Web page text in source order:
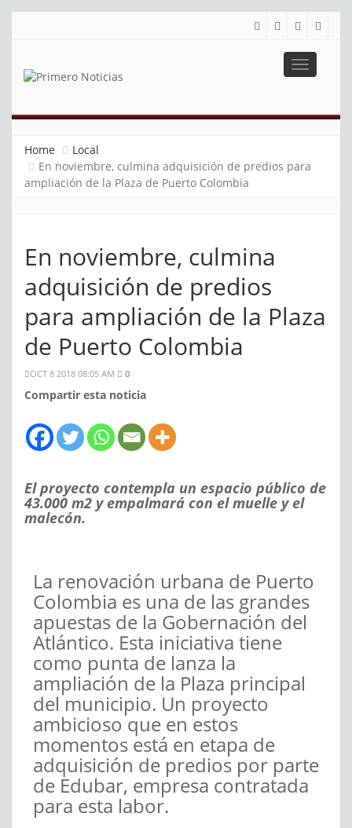
Toggle
Home
Local
En noviembre, culmina adquisición de predios para
ampliación de la Plaza de Puerto Colombia
En noviembre, culmina
adquisición de predios
para ampliación de la Plaza
de Puerto Colombia
OCT 8 2018 08:05 AM 0
Compartir esta noticia
El proyecto contempla un espacio público de
43.000 m2 y empalmará con el muelle y el
malecón.
La renovación urbana de Puerto
Colombia es una de las grandes
apuestas de la Gobernación del
Atlántico. Esta iniciativa tiene
como punta de lanza la
ampliación de la Plaza principal
del municipio. Un proyecto
ambicioso que en estos
momentos está en etapa de
adquisición de predios por parte
de Edubar, empresa contratada
para esta labor.